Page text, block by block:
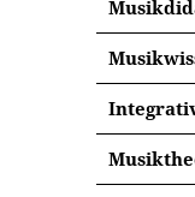
Im
Stilen,
Im